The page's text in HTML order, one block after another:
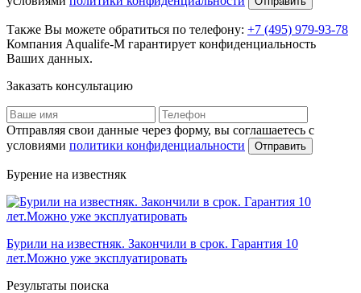
Также Вы можете обратиться по телефону: +7 (495) 979-93-78
Компания Aqualife-M гарантирует конфиденциальность
Ваших данных.
Заказать консультацию
Отправляя свои данные через форму, вы соглашаетесь с
условиями политики конфиденциальности Отправить
Бурение на известняк
Бурили на известняк. Закончили в срок. Гарантия 10
лет.Можно уже эксплуатировать
Результаты поиска